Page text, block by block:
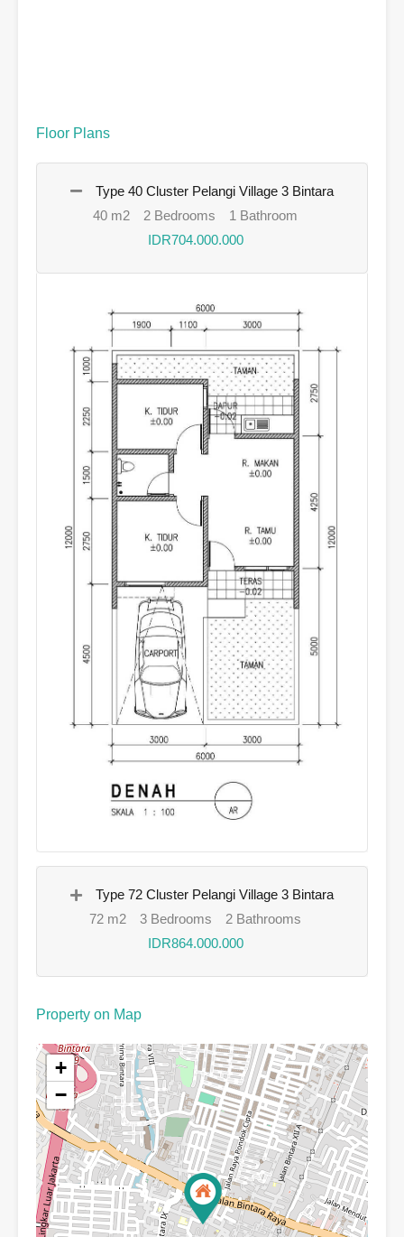
Floor Plans
Type 40 Cluster Pelangi Village 3 Bintara
40 m2
2 Bedrooms
1 Bathroom
IDR704.000.000
Type 72 Cluster Pelangi Village 3 Bintara
72 m2
3 Bedrooms
2 Bathrooms
IDR864.000.000
Property on Map
+
−